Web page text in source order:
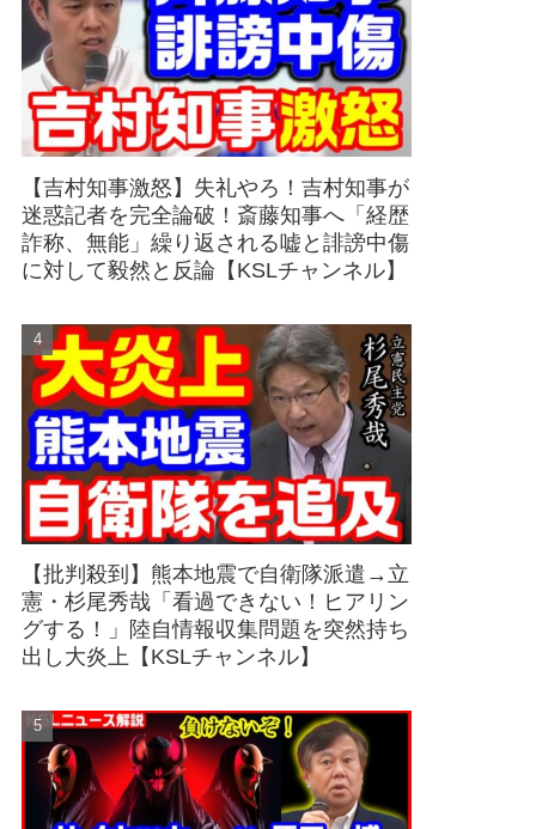
【吉村知事激怒】失礼やろ！吉村知事が
迷惑記者を完全論破！斎藤知事へ「経歴
詐称、無能」繰り返される嘘と誹謗中傷
に対して毅然と反論【KSLチャンネル】
【批判殺到】熊本地震で自衛隊派遣→立
憲・杉尾秀哉「看過できない！ヒアリン
グする！」陸自情報収集問題を突然持ち
出し大炎上【KSLチャンネル】